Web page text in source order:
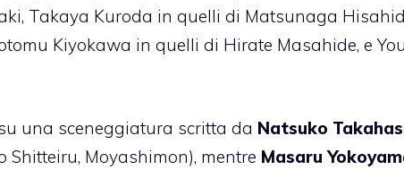
Takaya Kuroda in quelli di Matsunaga
Kiyokawa in quelli di Hirate Masahide, e
una sceneggiatura scritta da Natsuko
Moyashimon), mentre Masaru